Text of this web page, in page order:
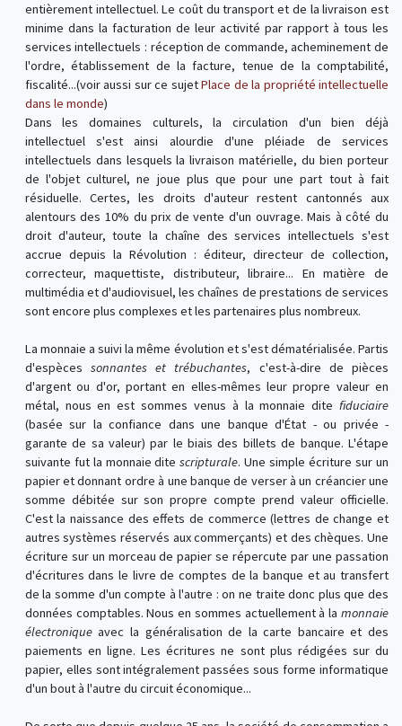
entièrement intellectuel. Le coût du transport et de la livraison est
minime dans la facturation de leur activité par rapport à tous les
services intellectuels : réception de commande, acheminement de
l'ordre, établissement de la facture, tenue de la comptabilité,
fiscalité...(voir aussi sur ce sujetPlace de la propriété intellectuelle
dans le monde)
Dans les domaines culturels, la circulation d'un bien déjà
intellectuel s'est ainsi alourdie d'une pléiade de services
intellectuels dans lesquels la livraison matérielle, du bien porteur
de l'objet culturel, ne joue plus que pour une part tout à fait
résiduelle. Certes, les droits d'auteur restent cantonnés aux
alentours des 10% du prix de vente d'un ouvrage. Mais à côté du
droit d'auteur, toute la chaîne des services intellectuels s'est
accrue depuis la Révolution : éditeur, directeur de collection,
correcteur, maquettiste, distributeur, libraire... En matière de
multimédia et d'audiovisuel, les chaînes de prestations de services
sont encore plus complexes et les partenaires plus nombreux.
La monnaie a suivi la même évolution et s'est dématérialisée. Partis
d'espèces sonnantes et trébuchantes, c'est-à-dire de pièces
d'argent ou d'or, portant en elles-mêmes leur propre valeur en
métal, nous en est sommes venus à la monnaie dite fiduciaire
(basée sur la confiance dans une banque d'État - ou privée -
garante de sa valeur) par le biais des billets de banque. L'étape
suivante fut la monnaie ditescripturale. Une simple écriture sur un
papier et donnant ordre à une banque de verser à un créancier une
somme débitée sur son propre compte prend valeur officielle.
C'est la naissance des effets de commerce (lettres de change et
autres systèmes réservés aux commerçants) et des chèques. Une
écriture sur un morceau de papier se répercute par une passation
d'écritures dans le livre de comptes de la banque et au transfert
de la somme d'un compte à l'autre : on ne traite donc plus que des
données comptables. Nous en sommes actuellement à la monnaie
électroniqueavec la généralisation de la carte bancaire et des
paiements en ligne. Les écritures ne sont plus rédigées sur du
papier, elles sont intégralement passées sous forme informatique
d'un bout à l'autre du circuit économique...